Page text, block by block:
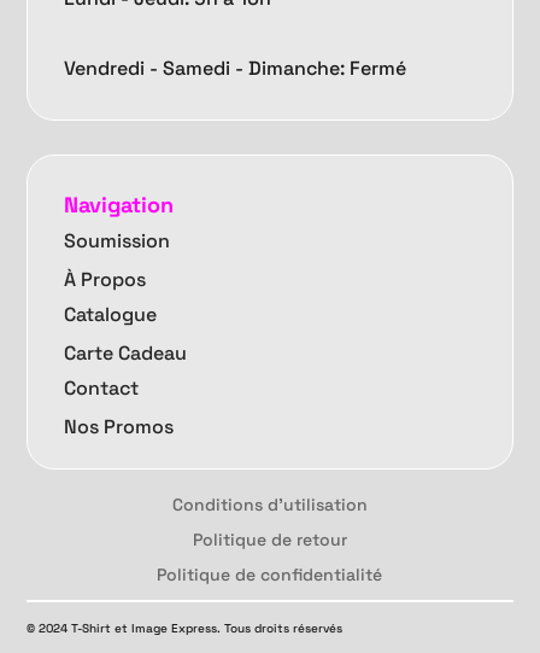
Vendredi -Samedi - Dimanche: Fermé
Navigation
Soumission
À Propos
Catalogue
Carte Cadeau
Contact
Nos Promos
Conditions d'utilisation
Politique de retour
Politique de confidentialité
© 2024 T-Shirt et Image Express. Tous droits réservés